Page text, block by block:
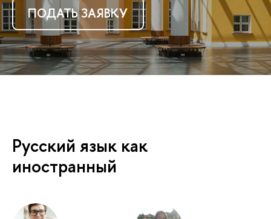
ПОДАТЬ ЗАЯВКУ
Русский язык как
иностранный